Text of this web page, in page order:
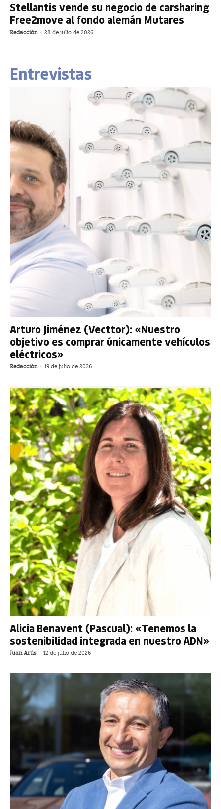
Stellantis vende su negocio de carsharing
Free2move al fondo alemán Mutares
Redacción - 28 de julio de 2026
Entrevistas
Arturo Jiménez (Vecttor): «Nuestro
objetivo es comprar únicamente vehículos
eléctricos»
Redacción - 19 de julio de 2026
Alicia Benavent (Pascual): «Tenemos la
sostenibilidad integrada en nuestro ADN»
Juan Arús - 12 de julio de 2026